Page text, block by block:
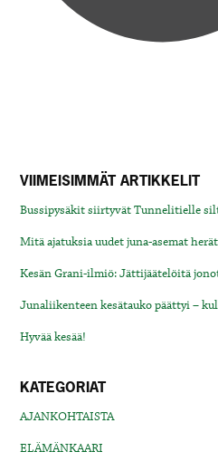
VIIMEISIMMÄT ARTIKKELIT
Bussipysäkit siirtyvät Tunnelitielle
Mitä ajatuksia uudet juna-asemat
Kesän Grani-ilmiö: Jättijäätelöitä
Junaliikenteen kesätauko päättyi –
Hyvää kesää!
KATEGORIAT
AJANKOHTAISTA
ELÄMÄNKAARI